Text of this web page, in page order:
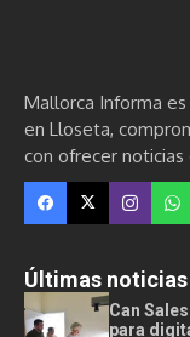
Mallorca Informa
en Lloseta,
con ofrecer noticias
Últimas noticias
Can
para